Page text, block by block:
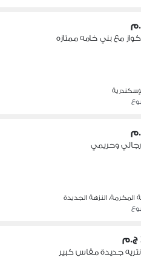
مع بني خامه ممتازه
وحريمي
النزهة الجديدة
جديدة مقاس كبير